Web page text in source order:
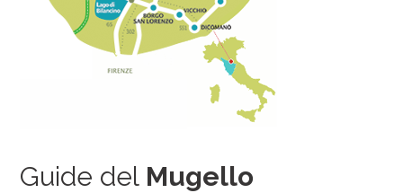
Guide del Mugello